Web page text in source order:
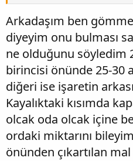
Arkadaşım ben
diyeyim onu bulması
ne olduğunu söyledim
birincisi önünde 25-30
diğeri ise işaretin
Kayalıktaki kısımda
olcak oda olcak içine
ordaki miktarını
önünden çıkartılan